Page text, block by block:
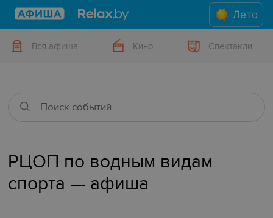
Лето
Вся афиша Кино Спектакли
РЦОП по водным видам
спорта — афиша